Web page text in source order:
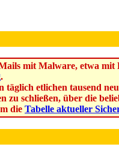
mit Malware, etwa
.
etlichen tausend
schließen, über die
die Tabelle aktueller